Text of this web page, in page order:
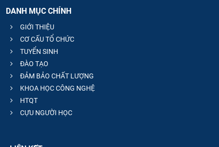
DANH MỤC CHÍNH
GIỚI THIỆU
CƠ CẤU TỔ CHỨC
TUYỂN SINH
ĐÀO TẠO
ĐẢM BẢO CHẤT LƯỢNG
KHOA HỌC CÔNG NGHỆ
HTQT
CỰU NGƯỜI HỌC